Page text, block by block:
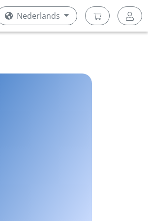
Nederlands